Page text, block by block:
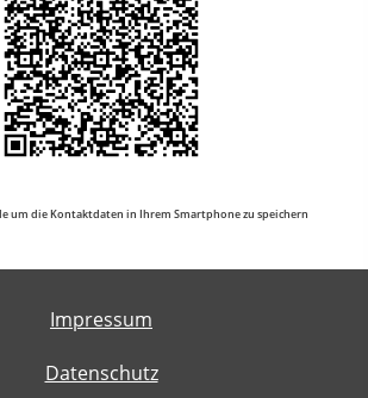
um die Kontaktdaten in Ihrem Smartphone zu speichern
Impressum
Datenschutz